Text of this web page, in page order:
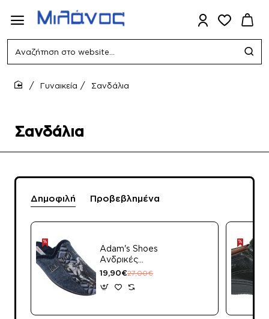
Αναζήτηση
website...
Σανδάλια
Γυναικεία Σανδάλια
Δημοφιλή Προβεβλημένα
Adam's Shoes
Ανδρικές
Παντόφλες 701-
19,90€27,00€